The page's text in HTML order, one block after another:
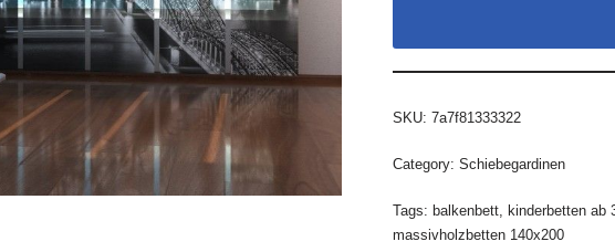
SKU: 7a7f81333322
Category: Schiebegardinen
Tags: balkenbett, kinderbetten ab
massivholzbetten 140x200